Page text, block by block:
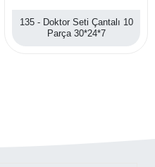
135 - Doktor Seti Çantalı 10
Parça 30*24*7